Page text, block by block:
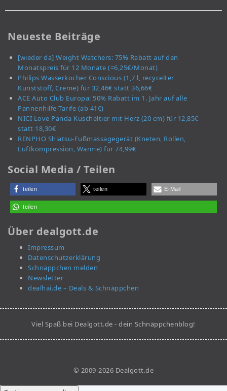
Neueste Beiträge
[wieder da] Weight Watchers: 75% Rabatt auf den
Monatspreis für 12 Monate (=6,25€/Monat)
Philips Wasserkocher Conscious (1,7 l, recycelter
Kunststoff, Creme) für 32,46€ statt 36,66€
ACE Auto Club Europa: 50% Rabatt im 1. Jahr auf alle
Pannenhilfe-Tarife (ab 41€)
NICI Love Panda Kuscheltier mit Herz (20 cm) für 12,85€
statt 18,30€
RENPHO Shiatsu-Fußmassagegerät (Kneten, Rollen,
Luftkompression, Wärme) für 74,99€
Social Media / Teilen
teilen teilen E-Mail
teilen
Über dealgott.de
Impressum
Datenschutzerklärung
Schnäppchen melden
Newsletter
dealhai.de – Deals & Schnäppchen
Viel Spaß bei Dealgott.de - dein Schnäppchenblog!
© 2009-2026 Dealgott.de